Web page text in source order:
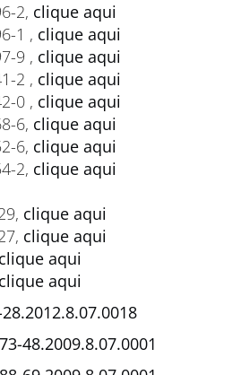
2, clique aqui
1 , clique aqui
9 , clique aqui
2 , clique aqui
0 , clique aqui
6, clique aqui
6, clique aqui
2, clique aqui
clique aqui
clique aqui
clique aqui
clique aqui
48.2009.8.07.0001